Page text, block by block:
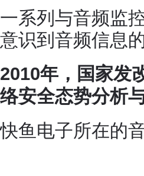
一系列与音频监
意识到音频信息
2010年，国家发
络安全态势分析
快鱼电子所在的